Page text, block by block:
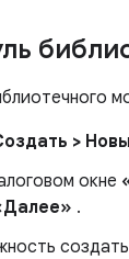
>
окне
.